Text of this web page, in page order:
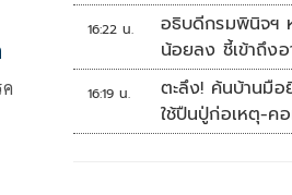
16:22 น.
อธิบดีกรมพินิจฯ
น้อยลง ชี้เข้าถึง
แตกแยกเป็นชน
16:19 น.
ตะลึง! ค้นบ้านมื
ใช้ปืนปู่ก่อเหตุ-ค
ยิง